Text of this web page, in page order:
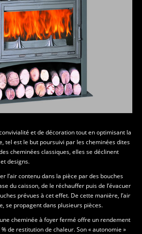
et de décoration tout en optimisant la
tel est le but poursuivi par les cheminées dites
cheminées classiques, elles se déclinent
designs.
l’air contenu dans la pièce par des bouches
du caisson, de le réchauffer puis de l’évacuer
prévues à cet effet. De cette manière, l’air
se propagent dans plusieurs pièces.
cheminée à foyer fermé offre un rendement
de restitution de chaleur. Son « autonomie »